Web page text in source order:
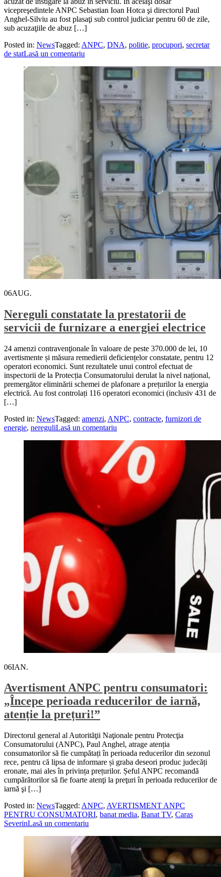
vicepreşedintele ANPC Sebastian Ioan Hotca şi directorul Paul
Anghel-Silviu au fost plasaţi sub control judiciar pentru 60 de zile,
sub acuzaţiile de abuz […]
Posted in: NewsTagged: ANPC, DNA, politie, procupori, secretar
de statLasă un comentariu
06AUG.
Nereguli constatate la prestatorii de
servicii de furnizare a energiei electrice
24 amenzi contravenţionale în valoare de peste 370.000 de lei, 10
avertismente și măsura remedierii deficiențelor constatate, pentru 12
operatori economici. Sunt rezultatele unui control efectuat de
inspectorii de la Protecția Consumatorului derulat la nivel național,
premergător eliminării schemei de plafonare a prețurilor la energia
electrică. Au fost controlați 116 operatori economici (inclusiv 431 de
[…]
Posted in: NewsTagged: amenzi, ANPC, contracte, furnizori de
energie, nereguliLasă un comentariu
06IAN.
Avertisment ANPC pentru consumatori:
„Începe perioada reducerilor de iarnă,
atenție la prețuri!”
Directorul general al Autorităţii Naţionale pentru Protecţia
Consumatorului (ANPC), Paul Anghel, atrage atenția
consumatorilor să fie cumpătați în perioada reducerilor din sezonul
rece, pentru că lipsa de informare și graba deseori produc judecăți
eronate, mai ales în privința prețurilor. Șeful ANPC recomandă
cumpărătorilor să fie foarte atenţi la preţuri în perioada reducerilor de
iarnă şi […]
Posted in: NewsTagged: ANPC, AVERTISMENT ANPC
PENTRU CONSUMATORI, banat media, Banat TV, Caras
SeverinLasă un comentariu